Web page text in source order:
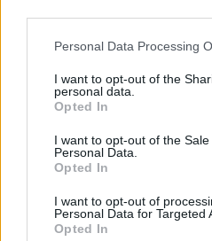
Please note that this website/
not limited to your visit or usage
grant or deny consent to
use your data for below
consent section.
Personal Data Processing
I want to opt-out of the
personal data.
Opted In
I want to opt-out of the
Personal Data.
Opted In
I want to opt-out of
Personal Data for Targeted
Opted In
Épkar Zrt. Aktív Kft.
Épített öröksége
csata ötszázadik
Új kápolna, kiállítótér épült a
városban is számos beruházás
befejezéshez. Új parkolóház
Széchenyi tér is.
A